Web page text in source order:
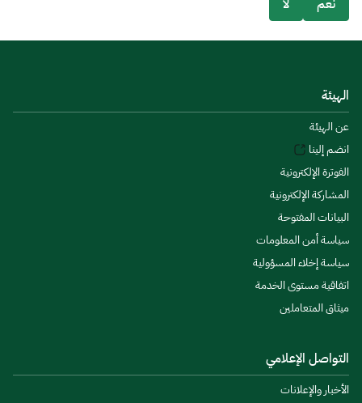
نعم
لا
الهيئة
عن الهيئة
انضم إلينا
الفوترة الإلكترونية
المشاركة الإلكترونية
البيانات المفتوحة
سياسة أمن المعلومات
سياسة إخلاء المسؤولية
اتفاقية مستوى الخدمة
ميثاق المتعاملين
التواصل الإعلامي
الأخبار والإعلانات